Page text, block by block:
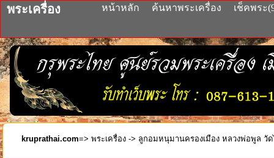
พระเครื่อง หน้าหลัก ค้นหาพระเครื่อง เช็คพระ
kruprathai.com=> พระเครื่อง -> ลูกอมหนุมานครองเมือง หลวงพ่อพูล วั